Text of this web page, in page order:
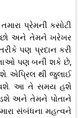
પ્રેમની કસોટી
અને તેમને ખરેખર
પણ પ્રદાન કરી
પણ બની શકે છે,
એપ્રિલ થી જુલાઈ
આ તે સમય હશે
અને તેમને પોતાને
સંબંધના મહત્વને